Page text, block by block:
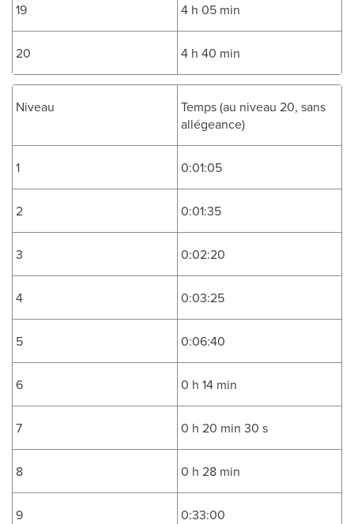
19 4 h 05 min
20 4 h 40 min
Niveau
Temps (au niveau 20, sans
allégeance)
1 0:01:05
2 0:01:35
3 0:02:20
4 0:03:25
5 0:06:40
6 0 h 14 min
7 0 h 20 min 30 s
8 0 h 28 min
9 0:33:00